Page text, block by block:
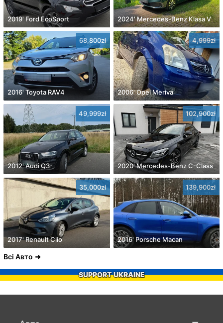
2019' Ford EcoSport 2024' Mercedes-Benz Klasa V
68,800zł
2016' Toyota RAV4
4,999zł
2006' Opel Meriva
49,999zł
2012' Audi Q3
102,900zł
2020' Mercedes-Benz C-Class
35,000zł
2017' Renault Clio
139,900zł
2016' Porsche Macan
Всі Авто
SUPPORT UKRAINE